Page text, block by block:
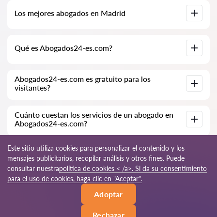
especialmente para usted. Biografías completas de los
abogados con números de teléfono.
Los mejores abogados en Madrid
información completa. Precios, opiniones, números de
teléfono y direcciones.
Qué es Abogados24-es.com?
Ayudamos a personas físicas y jurídicas, así como a empresas
extranjeras.
Abogados24-es.com es gratuito para los
visitantes?
sin embargo, los servicios y consultas prestados por los
abogados son de pago.
Cuánto cuestan los servicios de un abogado en
Abogados24-es.com?
El costo de la consulta y los servicios de nuestros
especialistas depende de la complejidad de la cuestión y del
volumen de trabajo; normalmente, la consulta por teléfono
(en línea) varía de 70 a 150 EUR. El costo del contrato se
discute de forma individual.© 2026 Abogados24-es.com
Mapa del sitio
Este sitio utiliza cookies para personalizar el contenido y los
mensajes publicitarios, recopilar análisis y otros fines. Puede
consultar nuestrapolítica de cookies < /a>. Si da su consentimiento
para el uso de cookies, haga clic en "Aceptar".
Adoptar
Rechazar